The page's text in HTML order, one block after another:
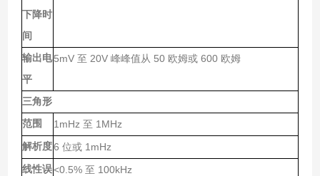
下降时
间
输出电
平
5mV 至 20V 峰峰值从 50 欧姆或600 欧姆
三角形
范围 1mHz 至 1MHz
解析度6 位或1mHz
线性误<0.5% 至 100kHz